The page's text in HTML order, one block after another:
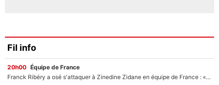
Fil info
20h00 Équipe de France
Franck Ribéry a osé s'attaquer à Zinedine Zidane en équipe de France : «Je n'aurais jamais fait ça»